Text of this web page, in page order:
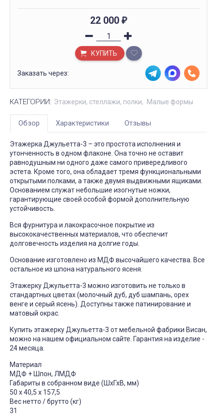
22 000 ₽
КУПИТЬ
Заказать через:
КАТЕГОРИИ: Этажерки, стеллажи, полки Малые формы
Обзор Характеристики Отзывы
Этажерка Джульетта-3 – это простота исполнения и
утонченность в одном флаконе. Она точно не оставит
равнодушным ни одного даже самого привередливого
эстета. Кроме того, она обладает тремя функциональными
открытыми полками, а также двумя выдвижными ящиками.
Основанием служат небольшие изогнутые ножки,
гарантирующие своей особой формой дополнительную
устойчивость.
Вся фурнитура и лакокрасочное покрытие из
высококачественных материалов, что обеспечит
долговечность изделия на долгие годы.
Основание изготовлено из МДФ высочайшего качества. Все
остальное из шпона натурального ясеня.
Этажерку Джульетта-3 можно изготовить не только в
стандартных цветах (молочный дуб, дуб шампань, орех
венге и серый ясень). Доступны также патинирование и
матовый окрас.
Купить этажерку Джульетта-3 от мебельной фабрики Висан,
можно на нашем официальном сайте. Гарантия на изделие -
24 месяца.
Материал
МДФ + Шпон, ЛМДФ
Габариты в собранном виде (ШхГхВ, мм)
50 х 40,5 х 157,5
Вес нетто / брутто (кг)
31